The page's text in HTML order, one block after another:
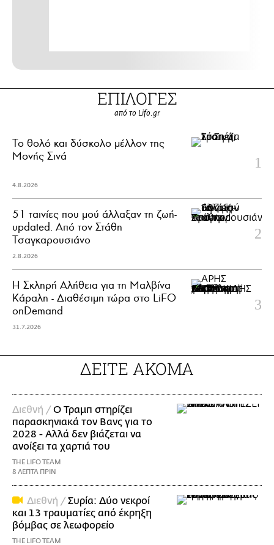
ΕΠΙΛΟΓΕΣ
από το Lifo.gr
Το θολό και δύσκολο μέλλον της
Μονής Σινά
4.8.2026
51 ταινίες που μού άλλαξαν τη ζωή-
updated. Aπό τον Στάθη
Τσαγκαρουσιάνο
2.8.2026
Η Σκληρή Αλήθεια για τη Μαλβίνα
Κάραλη - Διαθέσιμη τώρα στo LiFO
onDemand
31.7.2026
ΔΕΙΤΕ ΑΚΟΜΑ
Διεθνή / Ο Τραμπ στηρίζει
παρασκηνιακά τον Βανς για το
2028 - Αλλά δεν βιάζεται να
ανοίξει τα χαρτιά του
THE LIFO TEAM
8 ΛΕΠΤΑ ΠΡΙΝ
Διεθνή / Συρία: Δύο νεκροί
και 13 τραυματίες από έκρηξη
βόμβας σε λεωφορείο
THE LIFO TEAM